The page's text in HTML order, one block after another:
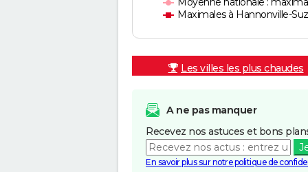
Maximales à Hannonville-
Les villes les plus chaudes
A ne pas manquer
Recevez nos astuces et bons
En savoir plus sur notre politique de